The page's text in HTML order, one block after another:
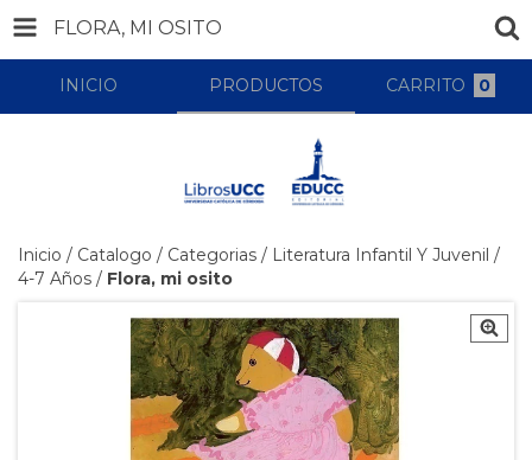
FLORA, MI OSITO
INICIO PRODUCTOS CARRITO 0
Inicio / Catalogo / Categorias / Literatura Infantil Y Juvenil /
4-7 Años / Flora, mi osito